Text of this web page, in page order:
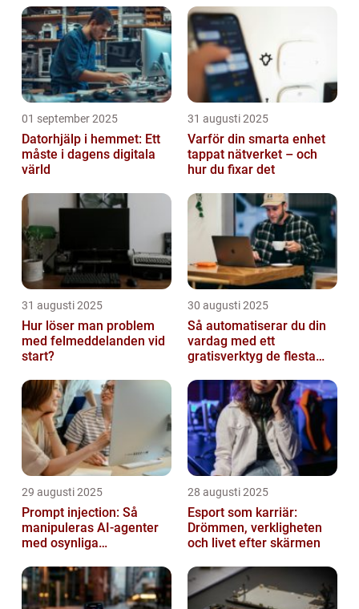
01 september 2025
Datorhjälp i hemmet: Ett
måste i dagens digitala
värld
31 augusti 2025
Varför din smarta enhet
tappat nätverket – och
hur du fixar det
31 augusti 2025
Hur löser man problem
med felmeddelanden vid
start?
30 augusti 2025
Så automatiserar du din
vardag med ett
gratisverktyg de flesta
29 augusti 2025
Prompt injection: Så
manipuleras AI-agenter
med osynliga
28 augusti 2025
Esport som karriär:
Drömmen, verkligheten
och livet efter skärmen